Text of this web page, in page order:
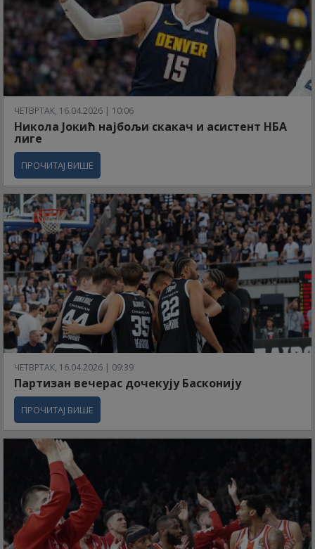
ЧЕТВРТАК, 16.04.2026 | 10:06
Никола Јокић најбољи скакач и асистент НБА
лиге
ПРОЧИТАЈ ВИШЕ
ЧЕТВРТАК, 16.04.2026 | 09:39
Партизан вечерас дочекују Басконију
ПРОЧИТАЈ ВИШЕ